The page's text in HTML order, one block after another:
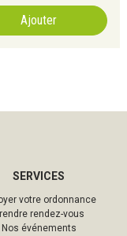
Ajouter
SERVICES
votre ordonnance
rendez-vous
Nos événements